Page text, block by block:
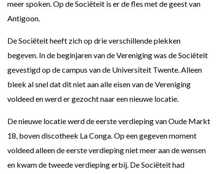
meer spoken. Op de Sociëteit is er de fles met de geest van
Antigoon.
De Sociëteit heeft zich op drie verschillende plekken
begeven. In de beginjaren van de Vereniging was de Sociëteit
gevestigd op de campus van de Universiteit Twente. Alleen
bleek al snel dat dit niet aan alle eisen van de Vereniging
voldeed en werd er gezocht naar een nieuwe locatie.
De nieuwe locatie werd de eerste verdieping van Oude Markt
18, boven discotheek La Conga. Op een gegeven moment
voldeed alleen de eerste verdieping niet meer aan de wensen
en kwam de tweede verdieping erbij. De Sociëteit had